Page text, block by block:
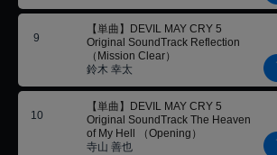
9
【単曲】DEVIL MAY CRY 5
Original SoundTrack Reflection
（Mission Clear）
鈴木 幸太
10
【単曲】DEVIL MAY CRY 5
Original SoundTrack The Heaven
of My Hell （Opening）
寺山 善也